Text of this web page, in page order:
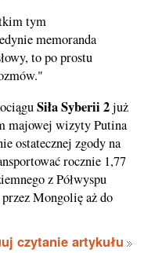
tym
memoranda
to po prostu
Siła Syberii 2już
majowej wizyty Putina
ostatecznej zgody na
rocznie 1,77
z Półwyspu
Mongolię aż do
czytanie artykułu